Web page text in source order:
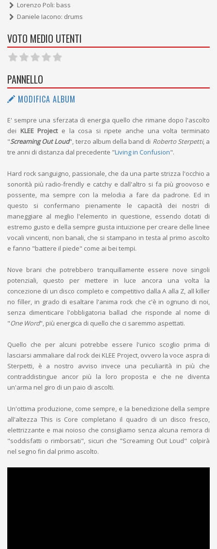
Lorenzo Poli: bass
Daniele Iacono: drums
VOTO MEDIO UTENTI
PANNELLO
MODIFICA ALBUM
E' sempre una sferzata di energia quello che rimane dopo l'ascolto
dei KLEE Projecte la cosa si ripete anche una volta terminato
"Screaming Out Loud", terzo album della band di Roberto Sterpetti, a
tre anni di distanza dal precedente "Living in Confusion".
Hard rock sanguigno, passionale, che da una parte strizza l'occhio a
sonorità più radio-frendly e catchy e dall'altro si fa più groovoso e
possente, ma sempre con la melodia a fare da padrone. Ed in
questo si confermano pienamente le capacità dei nostri di
maneggiare al meglio l'elemento in questione, essendo dotati di
estremo gusto e della sempre giusta intuizione per creare delle linee
vocali vincenti, non banali, che si stampano in testa al primo ascolto
e fanno "battere il piede" come ai bei tempi.
Nove brani che potrebbero tranquillamente essere nove singoli
potenziali, questo per mettere in luce ancora una volta la
concezione di un disco completo e competitivo dalla A alla Z, all killer
no filler, in grado di esaltare l'anima rock che c'è in ognuno di noi,
senza dimenticare l'obbligatoria ballad che risponde al nome di
"One Word", più energica di quello che ci saremmo aspettati.
Quello che per alcuni potrebbe essere l'unico scoglio prima di
lasciarsi ammaliare dal rock dei KLEE Project, ovvero la voce aspra di
Sterpetti, è a nostro avviso invece una peculiarità in più che
contraddistingue ancor più la loro proposta e che ne diventa
un'arma nel giro di un paio di ascolti.
Un'ottima produzione, come sempre, e la benedizione della sempre
all'altezza This is Core completano il quadro di un disco fresco,
elettrizzante e mai noioso che consigliamo senza alcuna remora di
"soddisfatti o rimborsati", sicuri che "Screaming Out Loud" colpirà
nel segno fin dal primo ascolto.